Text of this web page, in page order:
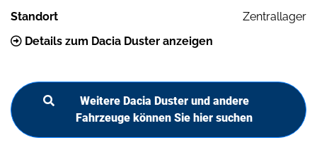
Standort
Zentrallager
Details zum Dacia Duster anzeigen
Weitere Dacia Duster und andere
Fahrzeuge können Sie hier suchen